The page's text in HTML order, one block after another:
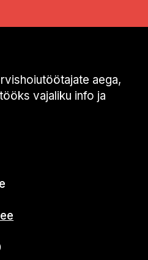
aega,
vajaliku info ja